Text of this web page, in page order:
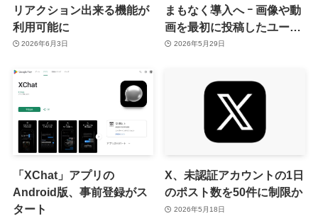
リアクション出来る機能が
利用可能に
2026年6月3日
まもなく導入へ ｰ 画像や動
画を最初に投稿したユーザ
ーが誰かなどを確認可能に
2026年5月29日
「XChat」アプリの
Android版、事前登録がス
タート
X、未認証アカウントの1日
のポスト数を50件に制限か
2026年5月18日